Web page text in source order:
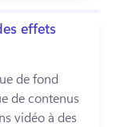
effets
de fond
de contenus
vidéo à des